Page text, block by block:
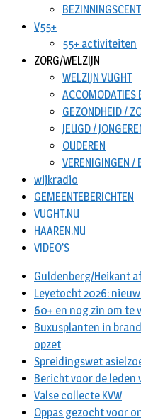
V55+
55+ activiteiten
ZORG/WELZIJN
WELZIJN VUGHT
ACCOMODATIES
GEZONDHEID /
JEUGD /
OUDEREN
VERENIGINGEN /
wijkradio
GEMEENTEBERICHTEN
VUGHT.NU
HAAREN.NU
VIDEO’S
Guldenberg/Heikant
Leyetocht 2026:
60+ en nog zin om te
Buxusplanten in
opzet
Spreidingswet
Bericht voor de leden
Valse collecte KVW
Oppas gezocht voor